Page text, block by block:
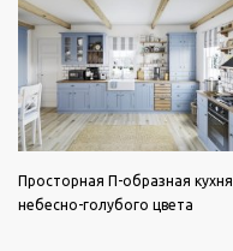
Просторная П-образная кухня
небесно-голубого цвета